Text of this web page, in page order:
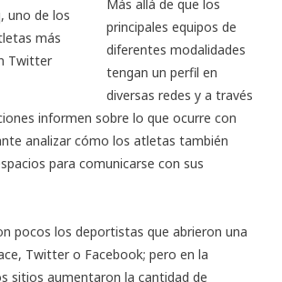
uno de los
más
Twitter
Más allá de que los
principales equipos de
diferentes modalidades
tengan un perfil en
diversas redes y a través
informen sobre lo que ocurre con
analizar cómo los atletas también
para comunicarse con sus
pocos los deportistas que abrieron una
Twitter o Facebook; pero en la
sitios aumentaron la cantidad de